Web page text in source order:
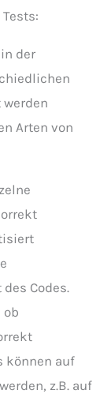
der
Arten von
Codes.
ob
können auf
z.B. auf